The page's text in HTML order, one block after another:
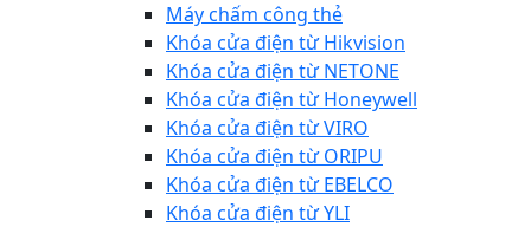
Máy chấm công thẻ
Khóa cửa điện từ Hikvision
Khóa cửa điện từ NETONE
Khóa cửa điện từ Honeywell
Khóa cửa điện từ VIRO
Khóa cửa điện từ ORIPU
Khóa cửa điện từ EBELCO
Khóa cửa điện từ YLI